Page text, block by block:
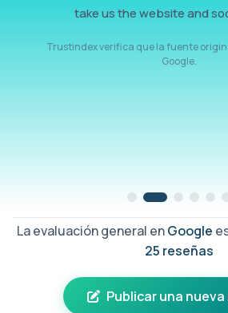
take us the website and
Trustindex verifica que la fuente
Google.
La evaluación general enGoogle
25 reseñas
Publicar una